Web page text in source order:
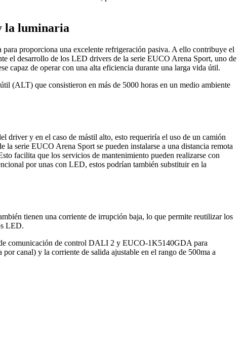
la luminaria
proporciona una excelente refrigeración pasiva. A ello contribuye el
el desarrollo de los LED drivers de la serie EUCO Arena Sport, uno de
capaz de operar con una alta eficiencia durante una larga vida útil.
(ALT) que consistieron en más de 5000 horas en un medio ambiente
driver y en el caso de mástil alto, esto requeriría el uso de un camión
la serie EUCO Arena Sport se pueden instalarse a una distancia remota
facilita que los servicios de mantenimiento pueden realizarse con
por unas con LED, estos podrían también substituir en la
tienen una corriente de irrupción baja, lo que permite reutilizar los
LED.
comunicación de control DALI 2 y EUCO-1K5140GDA para
canal) y la corriente de salida ajustable en el rango de 500ma a